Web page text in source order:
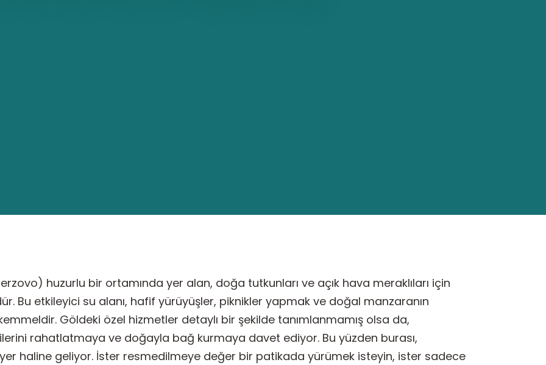
huzurlu bir ortamında yer alan, doğa tutkunları ve açık hava meraklıları için
Bu etkileyici su alanı, hafif yürüyüşler, piknikler yapmak ve doğal manzaranın
Göldeki özel hizmetler detaylı bir şekilde tanımlanmamış olsa da,
rahatlatmaya ve doğayla bağ kurmaya davet ediyor. Bu yüzden burası,
haline geliyor. İster resmedilmeye değer bir patikada yürümek isteyin, ister sadece